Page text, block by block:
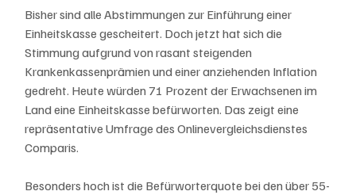
Bisher sind alle Abstimmungen zur Einführung einer
Einheitskasse gescheitert. Doch jetzt hat sich die
Stimmung aufgrund von rasant steigenden
Krankenkassenprämien und einer anziehenden Inflation
gedreht. Heute würden 71 Prozent der Erwachsenen im
Land eine Einheitskasse befürworten. Das zeigt eine
repräsentative Umfrage des Onlinevergleichsdienstes
Comparis.
Besonders hoch ist die Befürworterquote bei den über 55-